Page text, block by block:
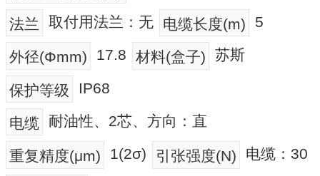
法兰 取付用法兰：无 电缆长度(m) 5
外径(Φmm) 17.8 材料(盒子) 苏斯
保护等级 IP68
电缆 耐油性、2芯、方向：直
重复精度(μm) 1(2σ) 引张强度(N) 电缆：30